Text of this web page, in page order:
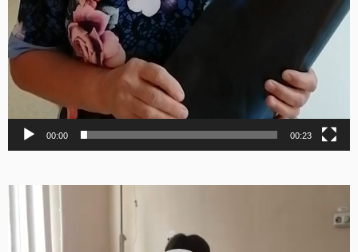
00:00 00:23
Видеоплеер